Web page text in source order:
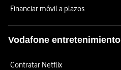
Financiar móvil a plazos
Vodafone entretenimiento
Contratar Netflix